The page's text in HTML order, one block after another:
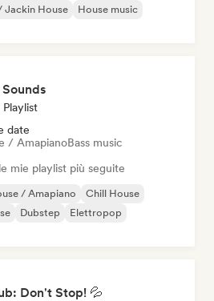
Jackin House
House music
date
/ AmapianoBass music
mie playlist più seguite
/ Amapiano
Chill House
Dubstep
Elettropop
Don't Stop! 💦